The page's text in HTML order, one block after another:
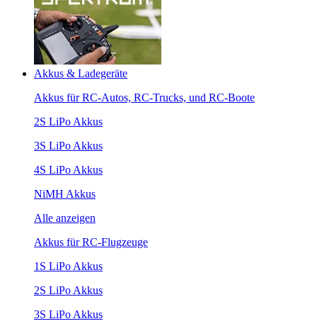
Akkus & Ladegeräte
Akkus für RC-Autos, RC-Trucks, und RC-Boote
2S LiPo Akkus
3S LiPo Akkus
4S LiPo Akkus
NiMH Akkus
Alle anzeigen
Akkus für RC-Flugzeuge
1S LiPo Akkus
2S LiPo Akkus
3S LiPo Akkus